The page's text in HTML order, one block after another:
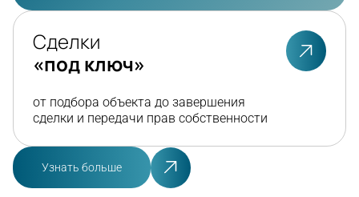
Сделки
«под ключ»
от подбора объекта до завершения
сделки и передачи прав собственности
Узнать больше